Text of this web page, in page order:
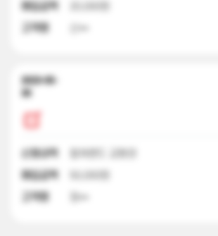
매입금액
고객명
2023-05-
30
신청내역
매입금액
고객명